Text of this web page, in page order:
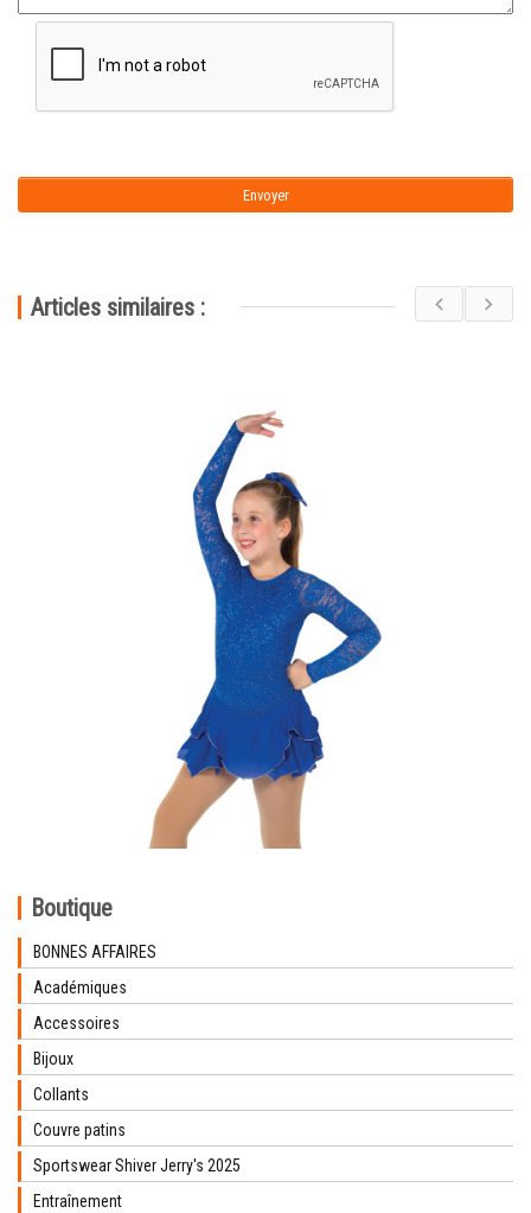
Articles similaires :
Boutique
BONNES AFFAIRES
Académiques
Accessoires
Bijoux
Collants
Couvre patins
Sportswear Shiver Jerry's 2025
Entraînement